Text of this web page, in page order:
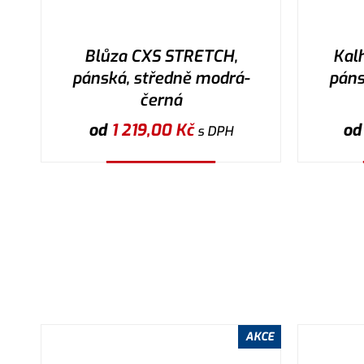
Blůza CXS STRETCH,
pánská, středně modrá-
černá
od 1 219,00Kčs DPH
AKCE